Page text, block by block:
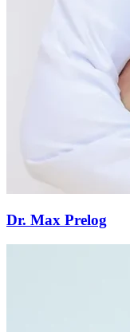
Dr. Max Prelog